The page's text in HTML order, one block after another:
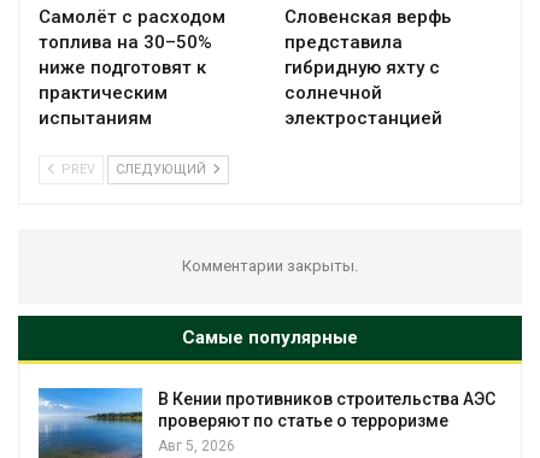
Самолёт с расходом
топлива на 30–50%
ниже подготовят к
практическим
испытаниям
Словенская верфь
представила
гибридную яхту с
солнечной
электростанцией
PREV СЛЕДУЮЩИЙ
Комментарии закрыты.
Самые популярные
В Кении противников строительства АЭС
проверяют по статье о терроризме
Авг 5, 2026